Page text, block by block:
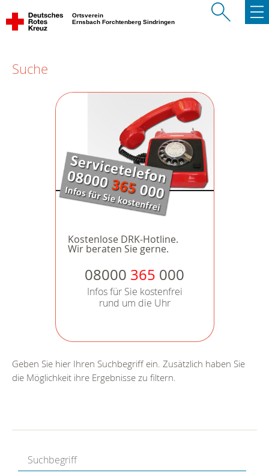
Ortsverein
Ernsbach Forchtenberg Sindringen
Suche
Kostenlose DRK-Hotline.
Wir beraten Sie gerne.
08000 365 000
Infos für Sie kostenfrei
rund um die Uhr
Geben Sie hier Ihren Suchbegriff ein. Zusätzlich haben Sie
die Möglichkeit ihre Ergebnisse zu filtern.